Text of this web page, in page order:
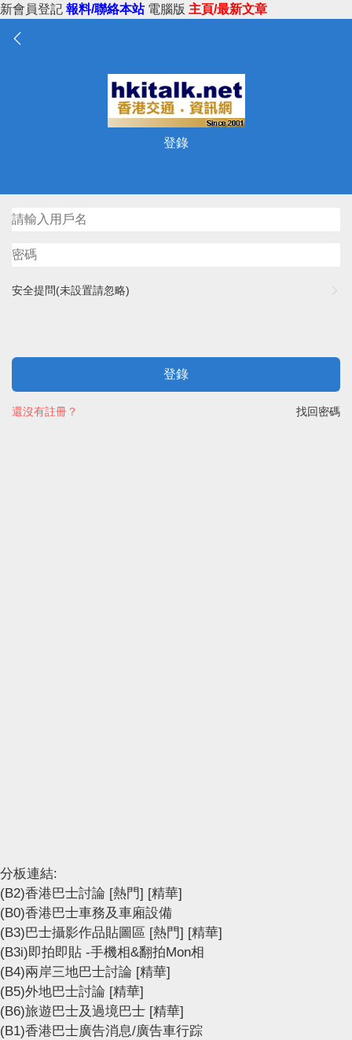
新會員登記 報料/聯絡本站 電腦版 主頁/最新文章
登錄
安全提問(未設置請忽略)
登錄
找回密碼
還沒有註冊？
分板連結:
(B2)香港巴士討論 [熱門] [精華]
(B0)香港巴士車務及車廂設備
(B3)巴士攝影作品貼圖區 [熱門] [精華]
(B3i)即拍即貼 -手機相&翻拍Mon相
(B4)兩岸三地巴士討論 [精華]
(B5)外地巴士討論 [精華]
(B6)旅遊巴士及過境巴士 [精華]
(B1)香港巴士廣告消息/廣告車行踪